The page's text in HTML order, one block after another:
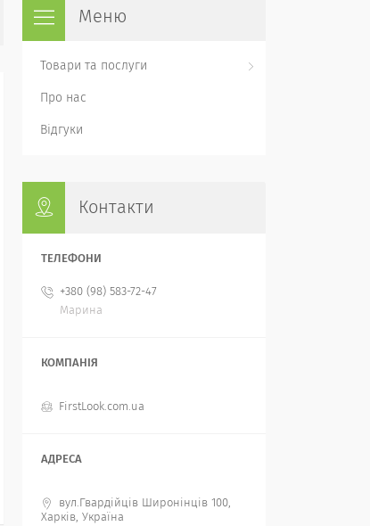
Товари та послуги
Про нас
Відгуки
Контакти
+380 (98) 583-72-47
Марина
FirstLook.com.ua
вул.Гвардійців Широнінців 100,
Харків, Україна